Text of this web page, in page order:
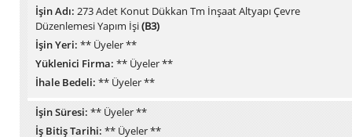
İşin Adı: 273 Adet Konut Dükkan Tm İnşaat Altyapı Çevre
Düzenlemesi Yapım İşi(B3)
İşin Yeri: ** Üyeler **
Yüklenici Firma: ** Üyeler **
İhale Bedeli: ** Üyeler **
İşin Süresi:** Üyeler **
İş Bitiş Tarihi:** Üyeler **